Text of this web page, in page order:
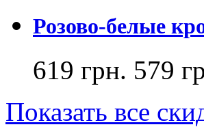
Розово-белые
619 грн. 579
Показать все